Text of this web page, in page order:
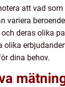
att vad som
variera
deras olika
dina behov.